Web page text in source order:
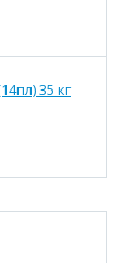
35 кг